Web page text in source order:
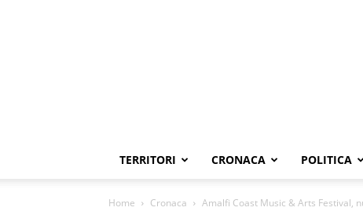
TERRITORI CRONACA POLITICA
Home Cronaca Amalfi Coast Music & Arts Festival,